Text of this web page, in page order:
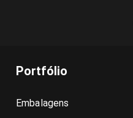
Portfólio
Embalagens